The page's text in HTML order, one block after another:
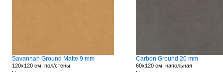
Savannah Ground Matte 9 mm
120x120 см, пол/стены
Carbon Ground 20 mm
60x120 см, напольная